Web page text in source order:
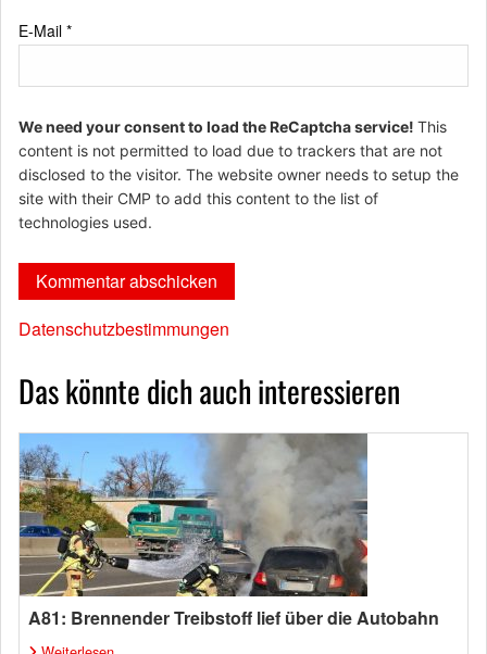
E-Mail *
We need your consent to load the ReCaptcha service! This
content is not permitted to load due to trackers that are not
disclosed to the visitor. The website owner needs to setup the
site with their CMP to add this content to the list of
technologies used.
Datenschutzbestimmungen
Das könnte dich auch interessieren
A81: Brennender Treibstoff lief über die Autobahn